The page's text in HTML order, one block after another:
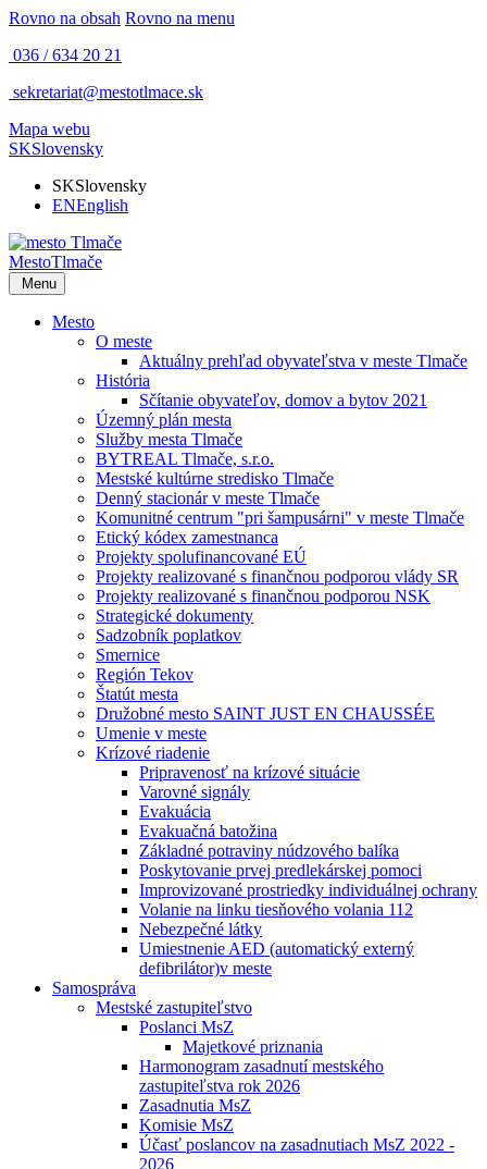
Rovno na obsah Rovno na menu
036 / 634 20 21
sekretariat@mestotlmace.sk
Mapa webu
SKSlovensky
SKSlovensky
ENEnglish
MestoTlmače
Menu
Mesto
O meste
Aktuálny prehľad obyvateľstva v meste Tlmače
História
Sčítanie obyvateľov, domov a bytov 2021
Územný plán mesta
Služby mesta Tlmače
BYTREAL Tlmače, s.r.o.
Mestské kultúrne stredisko Tlmače
Denný stacionár v meste Tlmače
Komunitné centrum "pri šampusárni" v meste Tlmače
Etický kódex zamestnanca
Projekty spolufinancované EÚ
Projekty realizované s finančnou podporou vlády SR
Projekty realizované s finančnou podporou NSK
Strategické dokumenty
Sadzobník poplatkov
Smernice
Región Tekov
Štatút mesta
Družobné mesto SAINT JUST EN CHAUSSÉE
Umenie v meste
Krízové riadenie
Pripravenosť na krízové situácie
Varovné signály
Evakuácia
Evakuačná batožina
Základné potraviny núdzového balíka
Poskytovanie prvej predlekárskej pomoci
Improvizované prostriedky individuálnej ochrany
Volanie na linku tiesňového volania 112
Nebezpečné látky
Umiestnenie AED (automatický externý
defibrilátor)v meste
Samospráva
Mestské zastupiteľstvo
Poslanci MsZ
Majetkové priznania
Harmonogram zasadnutí mestského
zastupiteľstva rok 2026
Zasadnutia MsZ
Komisie MsZ
Účasť poslancov na zasadnutiach MsZ 2022 -
2026